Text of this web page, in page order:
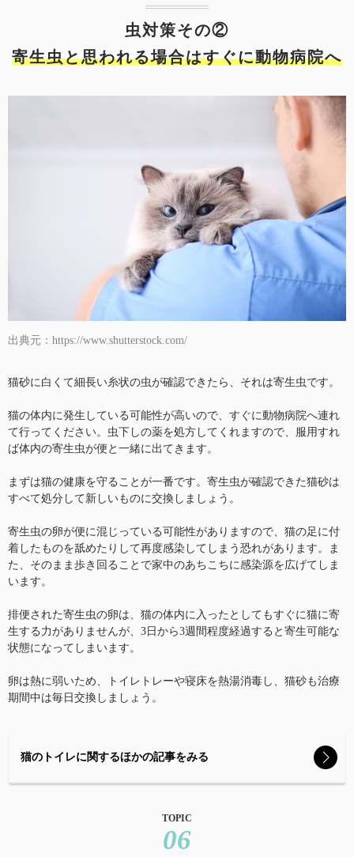
虫対策その②
寄生虫と思われる場合はすぐに動物病院へ
出典元：https://www.shutterstock.com/
猫砂に白くて細長い糸状の虫が確認できたら、それは寄生虫です。
猫の体内に発生している可能性が高いので、すぐに動物病院へ連れ
て行ってください。虫下しの薬を処方してくれますので、服用すれ
ば体内の寄生虫が便と一緒に出てきます。
まずは猫の健康を守ることが一番です。寄生虫が確認できた猫砂は
すべて処分して新しいものに交換しましょう。
寄生虫の卵が便に混じっている可能性がありますので、猫の足に付
着したものを舐めたりして再度感染してしまう恐れがあります。ま
た、そのまま歩き回ることで家中のあちこちに感染源を広げてしま
います。
排便された寄生虫の卵は、猫の体内に入ったとしてもすぐに猫に寄
生する力がありませんが、3日から3週間程度経過すると寄生可能な
状態になってしまいます。
卵は熱に弱いため、トイレトレーや寝床を熱湯消毒し、猫砂も治療
期間中は毎日交換しましょう。
猫のトイレに関するほかの記事をみる
TOPIC
06